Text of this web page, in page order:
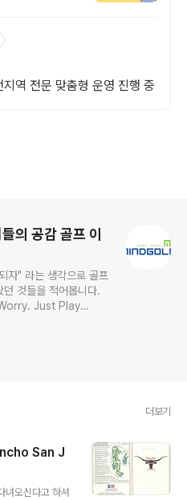
역 전문 맞춤형 운영 진행 중
의 공감 골프 이
자" 라는 생각으로 골프
것들을 적어봅니다.
Just Play
더보기
San J
녀오신다고 하셔